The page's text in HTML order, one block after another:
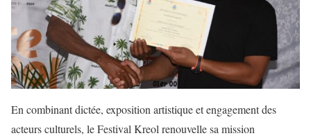
En combinant dictée, exposition artistique et engagement des
acteurs culturels, le Festival Kreol renouvelle sa mission